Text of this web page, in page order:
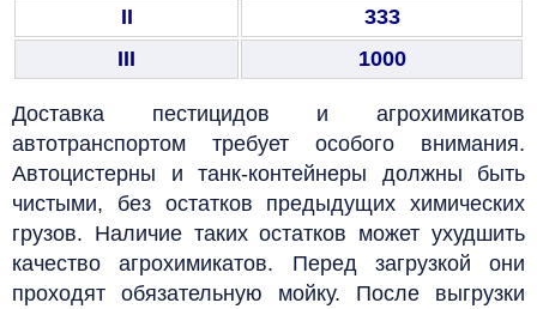
II
333
III
1000
Доставка пестицидов и агрохимикатов
автотранспортом требует особого внимания.
Автоцистерны и танк-контейнеры должны быть
чистыми, без остатков предыдущих химических
грузов. Наличие таких остатков может ухудшить
качество агрохимикатов. Перед загрузкой они
проходят обязательную мойку. После выгрузки